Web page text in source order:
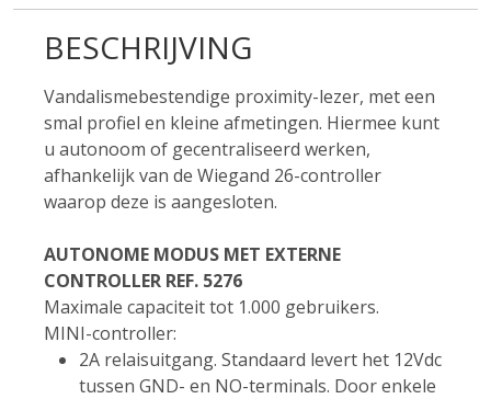
BESCHRIJVING
Vandalismebestendige proximity-lezer, met een
smal profiel en kleine afmetingen. Hiermee kunt
u autonoom of gecentraliseerd werken,
afhankelijk van de Wiegand 26-controller
waarop deze is aangesloten.
AUTONOME MODUS MET EXTERNE
CONTROLLER REF. 5276
Maximale capaciteit tot 1.000 gebruikers.
MINI-controller:
2A relaisuitgang. Standaard levert het 12Vdc
tussen GND- en NO-terminals. Door enkele